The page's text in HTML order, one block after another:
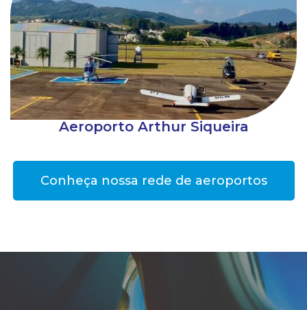
Aeroporto Arthur Siqueira
Conheça nossa rede de aeroportos